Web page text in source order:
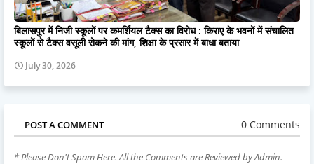
बिलासपुर में निजी स्कूलों पर कमर्शियल टैक्स का विरोध : किराए के भवनों में संचालित
स्कूलों से टैक्स वसूली रोकने की मांग, शिक्षा के प्रसार में बाधा बताया
July 30, 2026
POST A COMMENT 0 Comments
* Please Don't Spam Here. All the Comments are Reviewed by Admin.